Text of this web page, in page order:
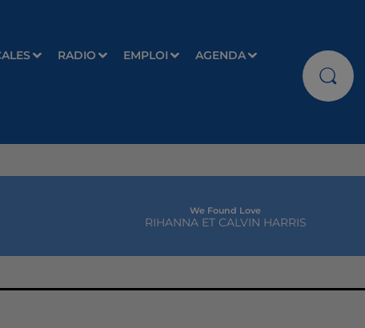
RADIO EMPLOI AGENDA
We Found Love
RIHANNA ET CALVIN HARRIS